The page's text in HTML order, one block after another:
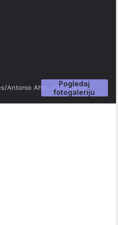
Pogledaj
fotogaleriju
Antonio Ahel, ATA Images